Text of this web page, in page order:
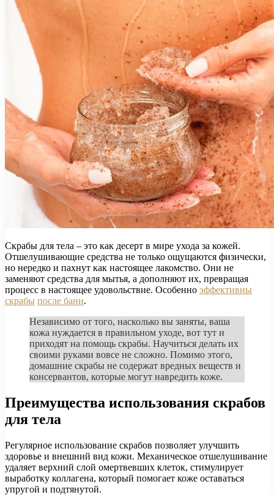
Скрабы для тела – это как десерт в мире ухода за кожей.
Отшелушивающие средства не только ощущаются физически,
но нередко и пахнут как настоящее лакомство. Они не
заменяют средства для мытья, а дополняют их, превращая
процесс в настоящее удовольствие. Особенно эффективны
скрабы после бани.
Независимо от того, насколько вы заняты, ваша
кожа нуждается в правильном уходе, вот тут и
приходят на помощь скрабы. Научиться делать их
своими руками вовсе не сложно. Помимо этого,
домашние скрабы не содержат вредных веществ и
консервантов, которые могут навредить коже.
Преимущества использования скрабов
для тела
Регулярное использование скрабов позволяет улучшить
здоровье и внешний вид кожи. Механическое отшелушивание
удаляет верхний слой омертвевших клеток, стимулирует
выработку коллагена, который помогает коже оставаться
упругой и подтянутой.